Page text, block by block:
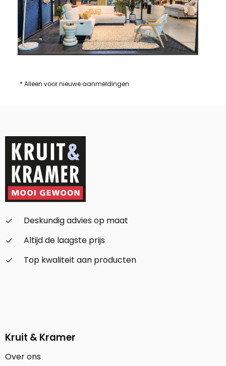
* Alleen voor nieuwe aanmeldingen
check_small
Deskundig advies op maat
check_small
Altijd de laagste prijs
check_small
Top kwaliteit aan producten
Kruit & Kramer
Over ons